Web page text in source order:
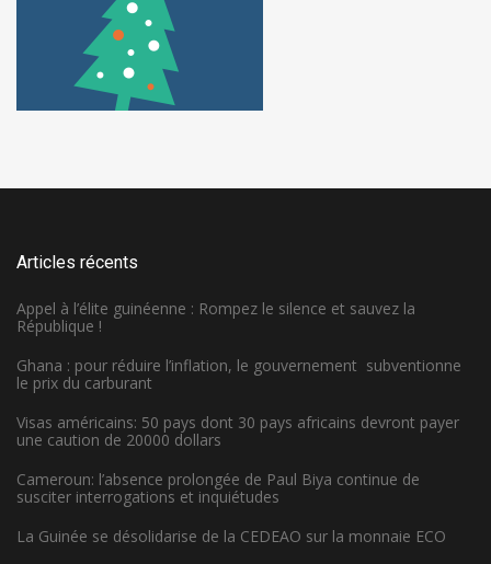
Articles récents
Appel à l’élite guinéenne : Rompez le silence et sauvez la
République !
Ghana : pour réduire l’inflation, le gouvernement subventionne
le prix du carburant
Visas américains: 50 pays dont 30 pays africains devront payer
une caution de 20000 dollars
Cameroun: l’absence prolongée de Paul Biya continue de
susciter interrogations et inquiétudes
La Guinée se désolidarise de la CEDEAO sur la monnaie ECO